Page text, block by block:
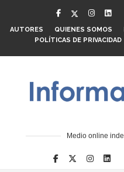
AUTORES QUIENES SOMOS
POLÍTICAS DE PRIVACIDAD
Medio online